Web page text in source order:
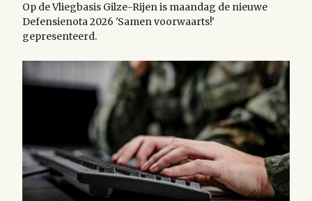
Op de Vliegbasis Gilze-Rijen is maandag de nieuwe
Defensienota 2026 'Samen voorwaarts!'
gepresenteerd.